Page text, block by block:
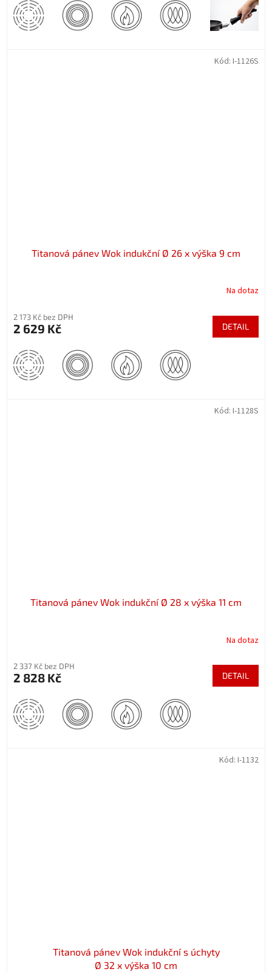
Titanová pánev Wok indukční Ø 26 x výška 9 cm
Na dotaz
2 173 Kč bez DPH
2 629 Kč DETAIL
Kód: I-1126S
Titanová pánev Wok indukční Ø 28 x výška 11 cm
Na dotaz
2 337 Kč bez DPH
2 828 Kč DETAIL
Kód: I-1128S
Titanová pánev Wok indukční s úchyty
Ø 32 x výška 10 cm
Kód: I-1132